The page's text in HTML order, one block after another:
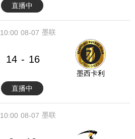
直播中
08-07
10:00 墨联
14 - 16
墨西卡利
直播中
08-07
10:00 墨联